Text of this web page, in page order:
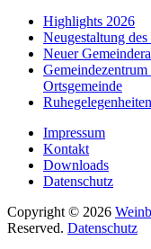
Highlights 2026
Neugestaltung
Neuer
Ortsgemeinde
Impressum
Kontakt
Downloads
Datenschutz
Copyright © 2026
Reserved. Datenschutz